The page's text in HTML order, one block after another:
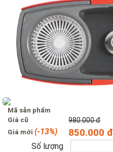
Mã sản phẩm
Giá cũ
980.000 đ
Giá mới (-13%) 850.000 đ
Số lượng